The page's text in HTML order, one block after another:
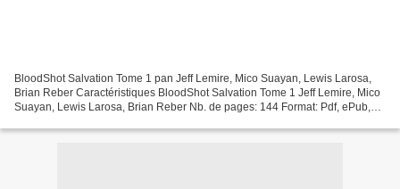
BloodShot Salvation Tome 1 pan Jeff Lemire, Mico Suayan, Lewis Larosa,
Brian Reber Caractéristiques BloodShot Salvation Tome 1 Jeff Lemire, Mico
Suayan, Lewis Larosa, Brian Reber Nb. de pages: 144 Format: Pdf, ePub,